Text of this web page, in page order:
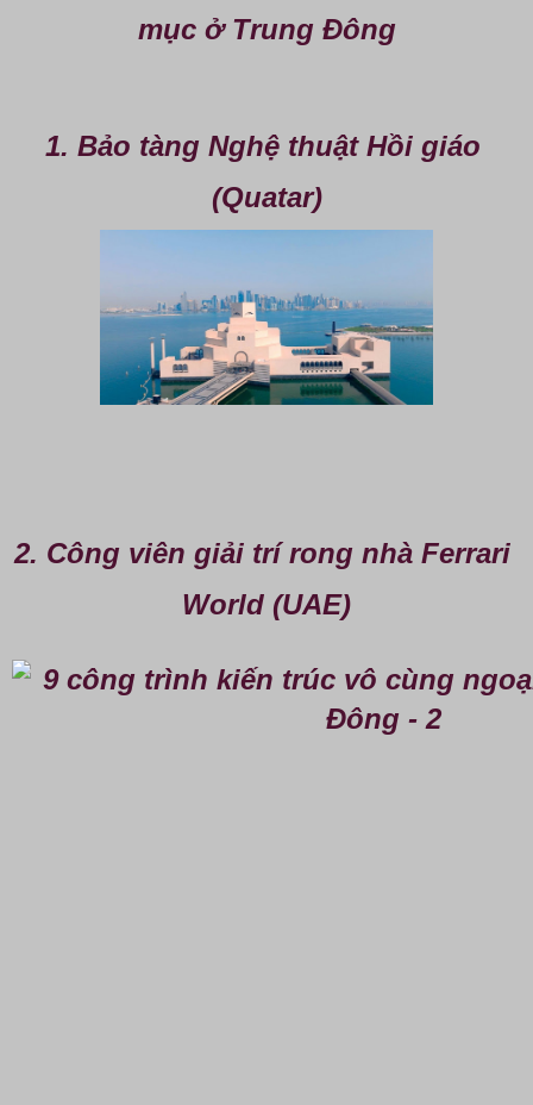
mục ở Trung Đông
1. Bảo tàng Nghệ thuật Hồi giáo
(Quatar)
2. Công viên giải trí rong nhà Ferrari
World (UAE)